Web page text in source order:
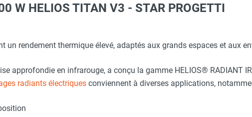
parasol, profile - STAR PROGETTI
pour allumage automatique - STAR PROGETTI
protège-menton Smartguard PE 10H - HUSQVARNA
L - HUSQVARNA
protège-menton Smartguard PE 10H - HUSQVARNA
W HELIOS TITAN V3 - STAR PROGETTI
un rendement thermique élevé, adaptés aux grands espaces et aux
approfondie en infrarouge, a conçu la gamme HELIOS® RADIANT
radiants électriques conviennent à diverses applications,